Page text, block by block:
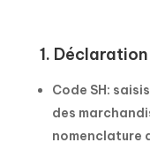
1.
Code SH:
des
nomenclature